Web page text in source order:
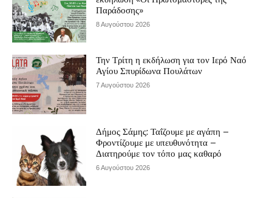
Παράδοσης»
8 Αυγούστου 2026
Την Τρίτη η εκδήλωση για τον Ιερό Ναό
Αγίου Σπυρίδωνα Πουλάτων
7 Αυγούστου 2026
Δήμος Σάμης: Ταΐζουμε με αγάπη –
Φροντίζουμε με υπευθυνότητα –
Διατηρούμε τον τόπο μας καθαρό
6 Αυγούστου 2026